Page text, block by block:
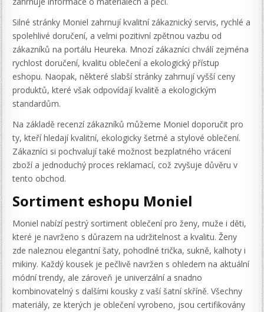
Silné stránky Moniel zahrnují kvalitní zákaznický servis, rychlé a
spolehlivé doručení, a velmi pozitivní zpětnou vazbu od
zákazníků na portálu Heureka. Mnozí zákazníci chválí zejména
rychlost doručení, kvalitu oblečení a ekologický přístup
eshopu. Naopak, některé slabší stránky zahrnují vyšší ceny
produktů, které však odpovídají kvalitě a ekologickým
standardům.
Na základě recenzí zákazníků můžeme Moniel doporučit pro
ty, kteří hledají kvalitní, ekologicky šetrné a stylové oblečení.
Zákazníci si pochvalují také možnost bezplatného vrácení
zboží a jednoduchý proces reklamací, což zvyšuje důvěru v
tento obchod.
Sortiment eshopu Moniel
Moniel nabízí pestrý sortiment oblečení pro ženy, muže i děti,
které je navrženo s důrazem na udržitelnost a kvalitu. Ženy
zde naleznou elegantní šaty, pohodlné trička, sukně, kalhoty i
mikiny. Každý kousek je pečlivě navržen s ohledem na aktuální
módní trendy, ale zároveň je univerzální a snadno
kombinovatelný s dalšími kousky z vaší šatní skříně. Všechny
materiály, ze kterých je oblečení vyrobeno, jsou certifikovány